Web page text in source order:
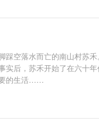
了，怎么又不愿意了？
空落水而亡的南山村苏
，苏禾开始了在六十
要的生活……